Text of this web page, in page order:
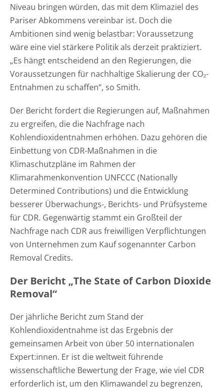
Niveau bringen würden, das mit dem Klimaziel des
Pariser Abkommens vereinbar ist. Doch die
Ambitionen sind wenig belastbar: Voraussetzung
wäre eine viel stärkere Politik als derzeit praktiziert.
„Es hängt entscheidend an den Regierungen, die
Voraussetzungen für nachhaltige Skalierung der CO₂-
Entnahmen zu schaffen“, so Smith.
Der Bericht fordert die Regierungen auf, Maßnahmen
zu ergreifen, die die Nachfrage nach
Kohlendioxidentnahmen erhöhen. Dazu gehören die
Einbettung von CDR-Maßnahmen in die
Klimaschutzpläne im Rahmen der
Klimarahmenkonvention UNFCCC (Nationally
Determined Contributions) und die Entwicklung
besserer Überwachungs-, Berichts- und Prüfsysteme
für CDR. Gegenwärtig stammt ein Großteil der
Nachfrage nach CDR aus freiwilligen Verpflichtungen
von Unternehmen zum Kauf sogenannter Carbon
Removal Credits.
Der Bericht „The State of Carbon Dioxide
Removal“
Der jährliche Bericht zum Stand der
Kohlendioxidentnahme ist das Ergebnis der
gemeinsamen Arbeit von über 50 internationalen
Expert:innen. Er ist die weltweit führende
wissenschaftliche Bewertung der Frage, wie viel CDR
erforderlich ist, um den Klimawandel zu begrenzen,